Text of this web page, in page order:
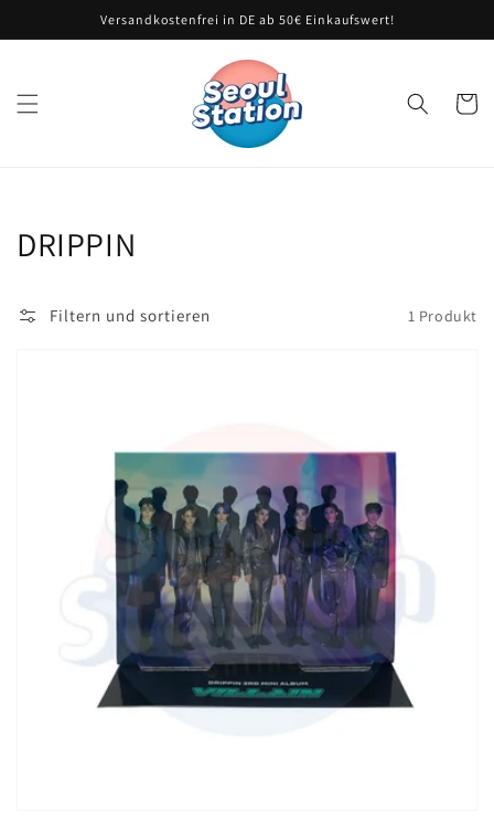
Inhalt
Versandkostenfrei in DE ab 50€ Einkaufswert!
Kategorie:
DRIPPIN
Filtern und sortieren 1 Produkt